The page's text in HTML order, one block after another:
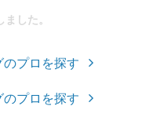
した。
プロを探す
プロを探す